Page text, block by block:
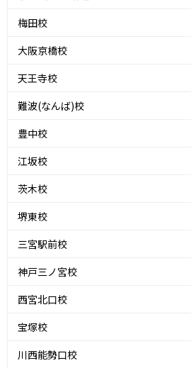
梅田校
大阪京橋校
天王寺校
難波(なんば)校
豊中校
江坂校
茨木校
堺東校
三宮駅前校
神戸三ノ宮校
西宮北口校
宝塚校
川西能勢口校